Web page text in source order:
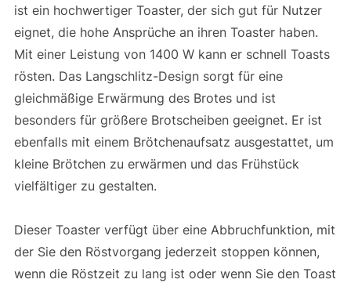
ist ein hochwertiger Toaster, der sich gut für Nutzer
eignet, die hohe Ansprüche an ihren Toaster haben.
Mit einer Leistung von 1400 W kann er schnell Toasts
rösten. Das Langschlitz-Design sorgt für eine
gleichmäßige Erwärmung des Brotes und ist
besonders für größere Brotscheiben geeignet. Er ist
ebenfalls mit einem Brötchenaufsatz ausgestattet, um
kleine Brötchen zu erwärmen und das Frühstück
vielfältiger zu gestalten.
Dieser Toaster verfügt über eine Abbruchfunktion, mit
der Sie den Röstvorgang jederzeit stoppen können,
wenn die Röstzeit zu lang ist oder wenn Sie den Toast